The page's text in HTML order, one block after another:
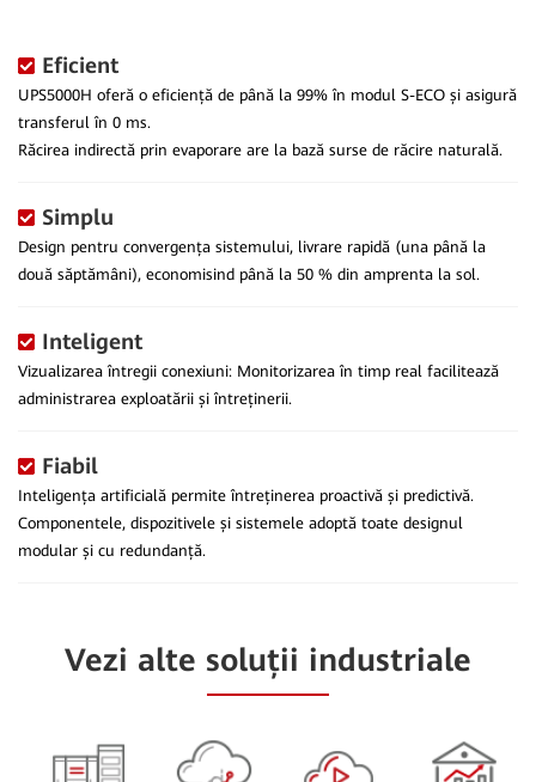
Eficient
UPS5000H oferă o eficiență de până la 99% în modul S-ECO și asigură
transferul în 0 ms.
Răcirea indirectă prin evaporare are la bază surse de răcire naturală.
Simplu
Design pentru convergența sistemului, livrare rapidă (una până la
două săptămâni), economisind până la 50 % din amprenta la sol.
Inteligent
Vizualizarea întregii conexiuni: Monitorizarea în timp real facilitează
administrarea exploatării și întreținerii.
Fiabil
Inteligența artificială permite întreținerea proactivă și predictivă.
Componentele, dispozitivele și sistemele adoptă toate designul
modular și cu redundanță.
Vezi alte soluții industriale